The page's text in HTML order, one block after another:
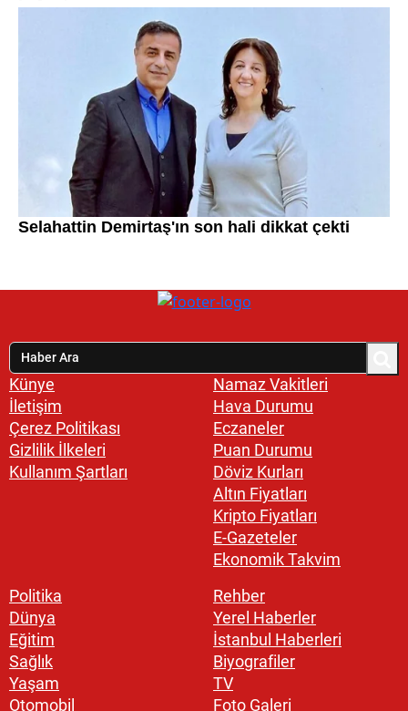
Künye
İletişim
Çerez Politikası
Gizlilik İlkeleri
Kullanım Şartları
Namaz Vakitleri
Hava Durumu
Eczaneler
Puan Durumu
Döviz Kurları
Altın Fiyatları
Kripto Fiyatları
E-Gazeteler
Ekonomik Takvim
Politika
Dünya
Eğitim
Sağlık
Yaşam
Otomobil
Rehber
Yerel Haberler
İstanbul Haberleri
Biyografiler
TV
Foto Galeri